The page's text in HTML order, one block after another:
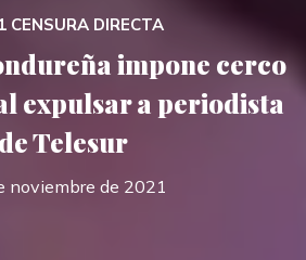
CENSURA DIRECTA
impone cerco
expulsar a periodista
de Telesur
noviembre de 2021